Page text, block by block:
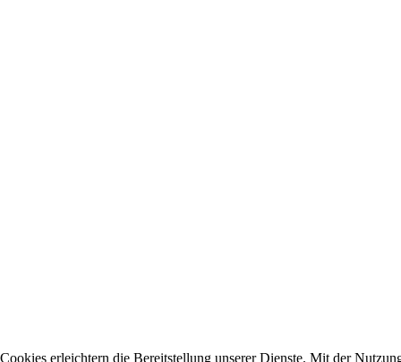
Cookies erleichtern die Bereitstellung unserer Dienste. Mit der